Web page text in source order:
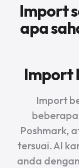
Import
apa
Import
Import
Poshmark,
tersuai. AI
anda